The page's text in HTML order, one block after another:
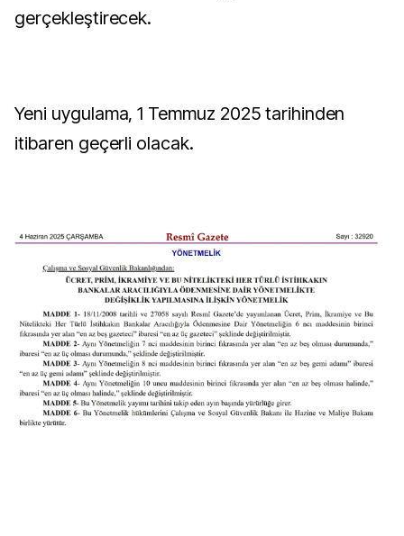
gerçekleştirecek.
Yeni uygulama, 1 Temmuz 2025 tarihinden
itibaren geçerli olacak.